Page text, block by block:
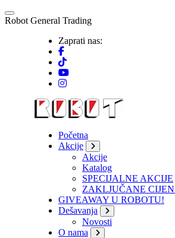
Skip
to
Robot General Trading
Zaprati nas:
Početna
Akcije
Akcije
Katalog
SPECIJALNE AKCIJE
ZAKLJUČANE
GIVEAWAY U ROBOTU!
Dešavanja
Novosti
O nama